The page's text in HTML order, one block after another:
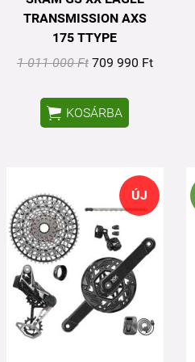
TRANSMISSION AXS
175 TTYPE
1 011 000 Ft 709 990 Ft
 KOSÁRBA
ÚJ